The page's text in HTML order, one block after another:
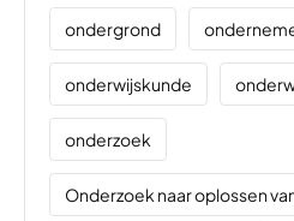
ondergrond
onderwijskunde
onderzoek
Onderzoek naar oplossen